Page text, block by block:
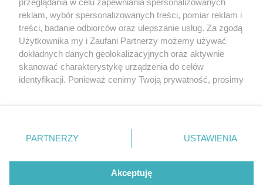
17℃
Zobacz prognozę na 3 dni
Copyright © 2022 Kurier Szczeciński sp. z o.o.
Wszelkie prawa zastrzeżone
Nota wydawnicza
Nota prawna
Polityka prywatności
Reklama
przeglądania w celu zapewniania spersonalizowanych
reklam, wybór spersonalizowanych treści, pomiar reklam i
treści, badanie odbiorców oraz ulepszanie usług. Za zgodą
Użytkownika my i Zaufani Partnerzy możemy używać
dokładnych danych geolokalizacyjnych oraz aktywnie
skanować charakterystykę urządzenia do celów
identyfikacji. Ponieważ cenimy Twoją prywatność, prosimy
prywatności znajdujący się w lewym dolnym rogu strony
. Niektóre rodzaje przetwarzania danych nie wymagają
takiemu przetwarzaniu. Preferencje będą miały
zastosowania tylko na tej witrynie.
PARTNERZY USTAWIENIA
Akceptuję